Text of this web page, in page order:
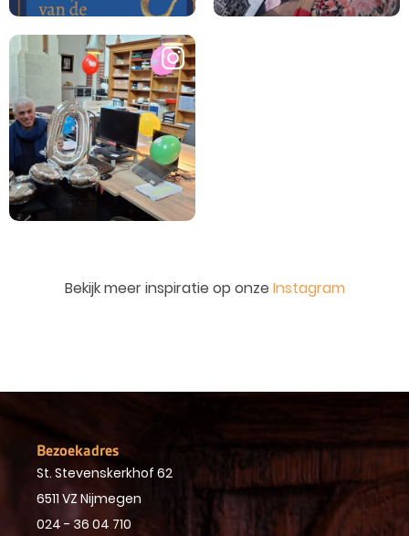
Bekijk meer inspiratie op onze Instagram
Bezoekadres
St. Stevenskerkhof 62
6511 VZ Nijmegen
024 - 36 04 710